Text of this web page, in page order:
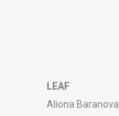
LEAF
Aliona Baranova